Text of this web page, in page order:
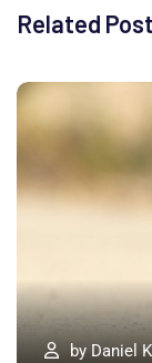
Related Post
by Daniel